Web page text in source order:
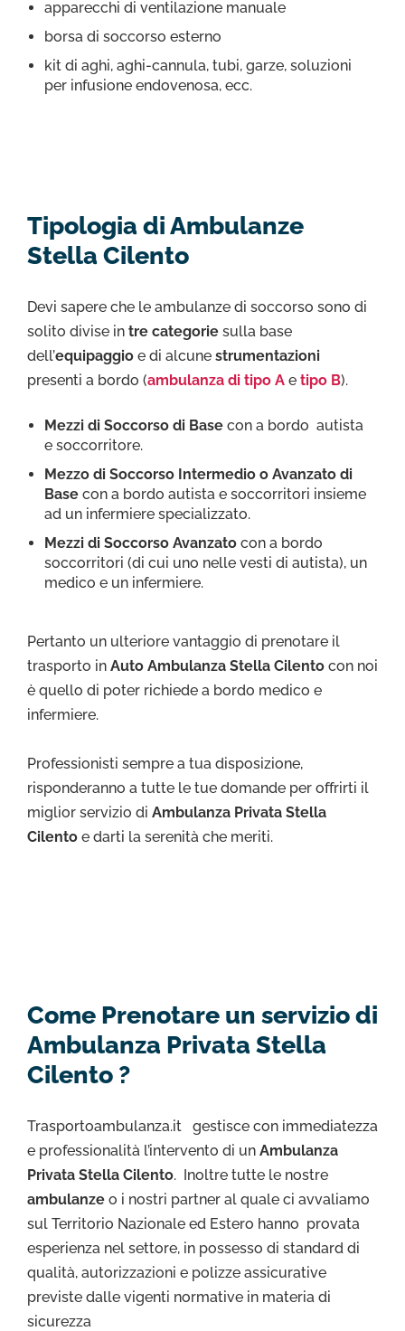
apparecchi di ventilazione manuale
borsa di soccorso esterno
kit di aghi, aghi-cannula, tubi, garze, soluzioni
per infusione endovenosa, ecc.
Tipologia di Ambulanze
Stella Cilento
Devi sapere che le ambulanze di soccorso sono di
solito divise in tre categorie sulla base
dell’equipaggio e di alcune strumentazioni
presenti a bordo (ambulanza di tipo A e tipo B).
Mezzi di Soccorso di Basecon a bordo autista
e soccorritore.
Mezzo di Soccorso Intermedio o Avanzato di
Basecon a bordo autista e soccorritori insieme
ad un infermiere specializzato.
Mezzi di Soccorso Avanzatocon a bordo
soccorritori (di cui uno nelle vesti di autista), un
medico e un infermiere.
Pertanto un ulteriore vantaggio di prenotare il
trasporto in Auto Ambulanza Stella Cilento con noi
è quello di poter richiede a bordo medico e
infermiere.
Professionisti sempre a tua disposizione,
risponderanno a tutte le tue domande per offrirti il
miglior servizio di Ambulanza Privata Stella
Cilento e darti la serenità che meriti.
Come Prenotare un servizio di
Ambulanza Privata Stella
Cilento ?
Trasportoambulanza.it gestisce con immediatezza
e professionalità l’intervento di un Ambulanza
Privata Stella Cilento. Inoltre tutte le nostre
ambulanze o i nostri partner al quale ci avvaliamo
sul Territorio Nazionale ed Estero hanno provata
esperienza nel settore, in possesso di standard di
qualità, autorizzazioni e polizze assicurative
previste dalle vigenti normative in materia di
sicurezza